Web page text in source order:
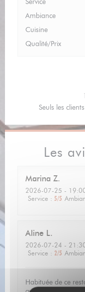
Les
Marina Z
2026-07-25 -
Service : 5/5
Aline L
2026-07-24 -
Service : 2/5
Habituée de ce
Service
Ambiance
Cuisine
Qualité/Prix
Seuls les